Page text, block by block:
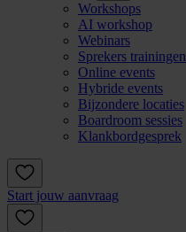
Workshops
AI workshop
Webinars
Sprekers trainingen
Online events
Hybride events
Bijzondere locaties
Boardroom sessies
Klankbordgesprek
Start jouw aanvraag